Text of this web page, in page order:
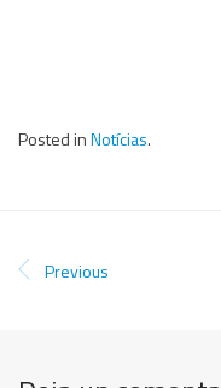
Posted inNotícias.
Previous